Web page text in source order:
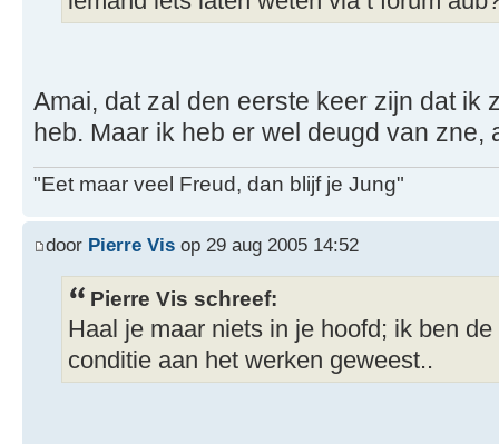
Amai, dat zal den eerste keer zijn dat ik
heb. Maar ik heb er wel deugd van
"Eet maar veel Freud, dan blijf je Jung"
door Pierre Vis op 29 aug 2005 14:52
Pierre Vis schreef:
Haal je maar niets in je hoofd; ik ben
conditie aan het werken geweest..